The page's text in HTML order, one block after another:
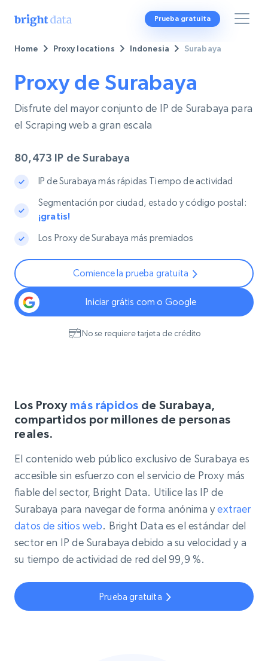
Prueba gratuita
Home Proxy locations Indonesia Surabaya
Proxy de Surabaya
Disfrute del mayor conjunto de IP de Surabaya para
el Scraping web a gran escala
80,473 IP de Surabaya
IP de Surabaya más rápidas Tiempo de actividad
Segmentación por ciudad, estado y código postal:
¡gratis!
Los Proxy de Surabaya más premiados
Comience la prueba gratuita
Iniciar grátis com o Google
No se requiere tarjeta de crédito
Los Proxy más rápidos de Surabaya,
compartidos por millones de personas
reales.
El contenido web público exclusivo de Surabaya es
accesible sin esfuerzo con el servicio de Proxy más
fiable del sector, Bright Data. Utilice las IP de
Surabaya para navegar de forma anónima yextraer
datos de sitios web. Bright Data es el estándar del
sector en IP de Surabaya debido a su velocidad y a
su tiempo de actividad de red del 99,9 %.
Prueba gratuita